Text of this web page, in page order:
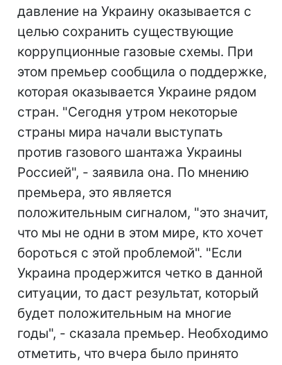
давление на Украину оказывается с
целью сохранить существующие
коррупционные газовые схемы. При
этом премьер сообщила о поддержке,
которая оказывается Украине рядом
стран. "Сегодня утром некоторые
страны мира начали выступать
против газового шантажа Украины
Россией", - заявила она. По мнению
премьера, это является
положительным сигналом, "это значит,
что мы не одни в этом мире, кто хочет
бороться с этой проблемой". "Если
Украина продержится четко в данной
ситуации, то даст результат, который
будет положительным на многие
годы", - сказала премьер. Необходимо
отметить, что вчера было принято